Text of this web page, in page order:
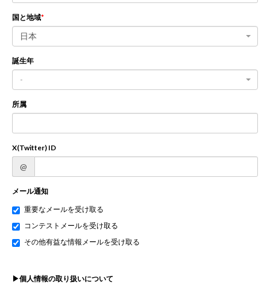
国と地域
日本
誕生年
-
所属
X(Twitter) ID
@
メール通知
重要なメールを受け取る
コンテストメールを受け取る
その他有益な情報メールを受け取る
▶個人情報の取り扱いについて